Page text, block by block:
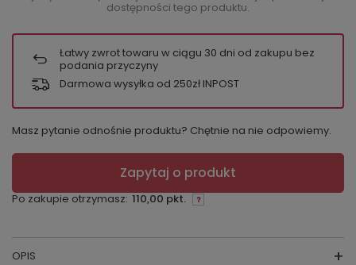
dostępności tego produktu.
Łatwy zwrot towaru w ciągu 30 dni od zakupu bez
podania przyczyny
Darmowa wysyłka od 250zł INPOST
Masz pytanie odnośnie produktu? Chętnie na nie odpowiemy.
Zapytaj o produkt
Po zakupie otrzymasz: 110,00 pkt.
OPIS